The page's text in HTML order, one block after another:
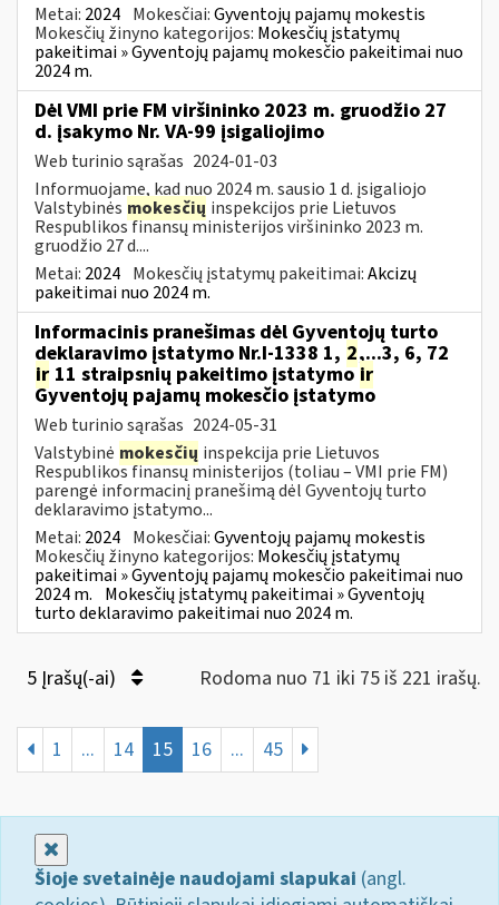
Metai: 2024 Mokesčiai:Gyventojų pajamų mokestis
Mokesčių žinyno kategorijos: Mokesčių įstatymų
pakeitimai » Gyventojų pajamų mokesčio pakeitimai nuo
2024 m.
Dėl VMI prie FM viršininko 2023 m. gruodžio 27
d. įsakymo Nr. VA-99 įsigaliojimo
Web turinio sąrašas 2024-01-03
Informuojame, kad nuo 2024 m. sausio 1 d. įsigaliojo
Valstybinės mokesčių inspekcijos prie Lietuvos
Respublikos finansų ministerijos viršininko 2023 m.
gruodžio 27 d....
Metai: 2024 Mokesčių įstatymų pakeitimai:Akcizų
pakeitimai nuo 2024 m.
Informacinis pranešimas dėl Gyventojų turto
deklaravimo įstatymo Nr.I-1338 1, 2,...3, 6, 72
ir 11 straipsnių pakeitimo įstatymoir
Gyventojų pajamų mokesčio įstatymo
Web turinio sąrašas 2024-05-31
Valstybinė mokesčių inspekcija prie Lietuvos
Respublikos finansų ministerijos (toliau – VMI prie FM)
parengė informacinį pranešimą dėl Gyventojų turto
deklaravimo įstatymo...
Metai: 2024 Mokesčiai:Gyventojų pajamų mokestis
Mokesčių žinyno kategorijos: Mokesčių įstatymų
pakeitimai » Gyventojų pajamų mokesčio pakeitimai nuo
2024 m. Mokesčių įstatymų pakeitimai » Gyventojų
turto deklaravimo pakeitimai nuo 2024 m.
5 Įrašų(-ai) Rodoma nuo 71 iki 75 iš 221 irašų.
1 ... 14 15 16 ... 45
Šioje svetainėje naudojami slapukai (angl.